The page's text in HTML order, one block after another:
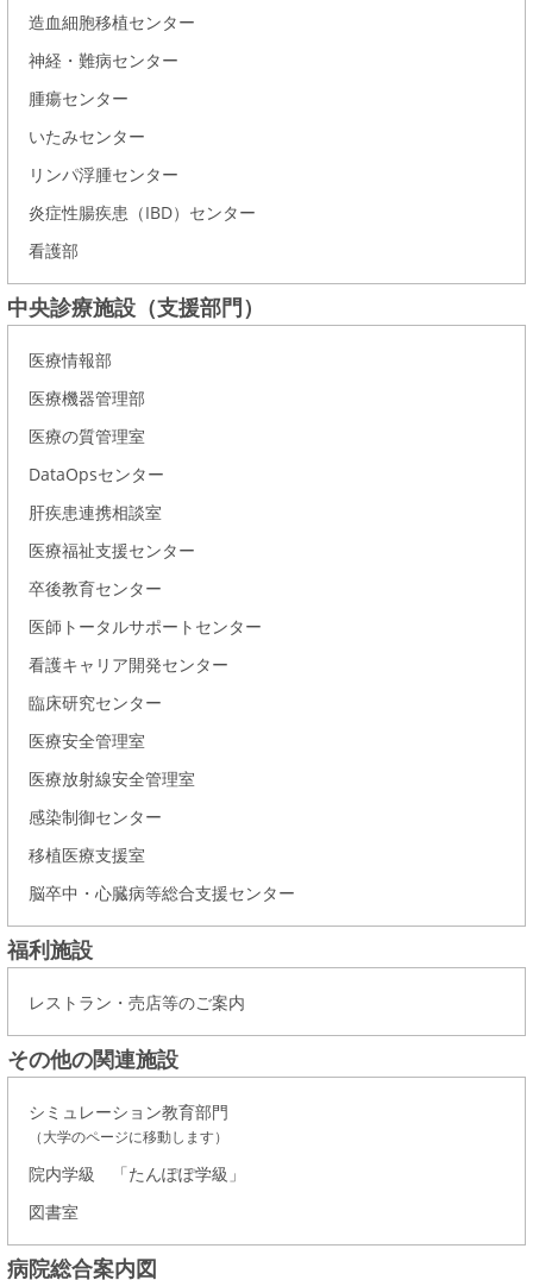
造血細胞移植センター
神経・難病センター
腫瘍センター
いたみセンター
リンパ浮腫センター
炎症性腸疾患（IBD）センター
看護部
中央診療施設（支援部門）
医療情報部
医療機器管理部
医療の質管理室
DataOpsセンター
肝疾患連携相談室
医療福祉支援センター
卒後教育センター
医師トータルサポートセンター
看護キャリア開発センター
臨床研究センター
医療安全管理室
医療放射線安全管理室
感染制御センター
移植医療支援室
脳卒中・心臓病等総合支援センター
福利施設
レストラン・売店等のご案内
その他の関連施設
シミュレーション教育部門
（大学のページに移動します）
院内学級 「たんぽぽ学級」
図書室
病院総合案内図